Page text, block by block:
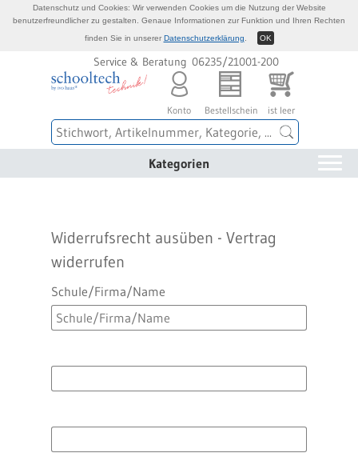
Service & Beratung 06235/21001-200
Konto Bestellschein ist leer
Kategorien
Widerrufsrecht ausüben - Vertrag
widerrufen
Schule/Firma/Name
Datenschutz und Cookies: Wir verwenden Cookies um die Nutzung der Website
benutzerfreundlicher zu gestalten. Genaue Informationen zur Funktion und Ihren Rechten
finden Sie in unserer Datenschutzerklärung OK